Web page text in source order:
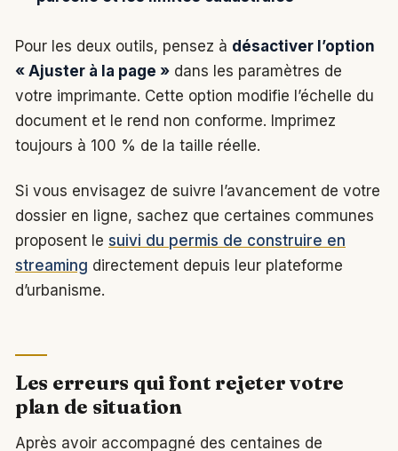
Pour les deux outils, pensez à désactiver l’option
« Ajuster à la page » dans les paramètres de
votre imprimante. Cette option modifie l’échelle du
document et le rend non conforme. Imprimez
toujours à 100 % de la taille réelle.
Si vous envisagez de suivre l’avancement de votre
dossier en ligne, sachez que certaines communes
proposent le suivi du permis de construire en
streaming directement depuis leur plateforme
d’urbanisme.
Les erreurs qui font rejeter votre
plan de situation
Après avoir accompagné des centaines de